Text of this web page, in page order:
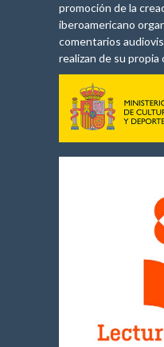
promoción de la
iberoamericano
comentarios
realizan de su propia